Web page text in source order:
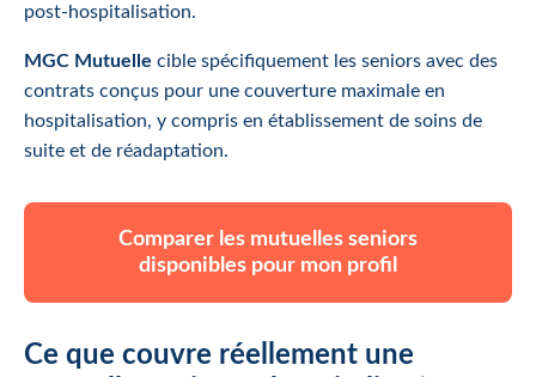
post-hospitalisation.
MGC Mutuelle cible spécifiquement les seniors avec des
contrats conçus pour une couverture maximale en
hospitalisation, y compris en établissement de soins de
suite et de réadaptation.
Comparer les mutuelles seniors
disponibles pour mon profil
Ce que couvre réellement une